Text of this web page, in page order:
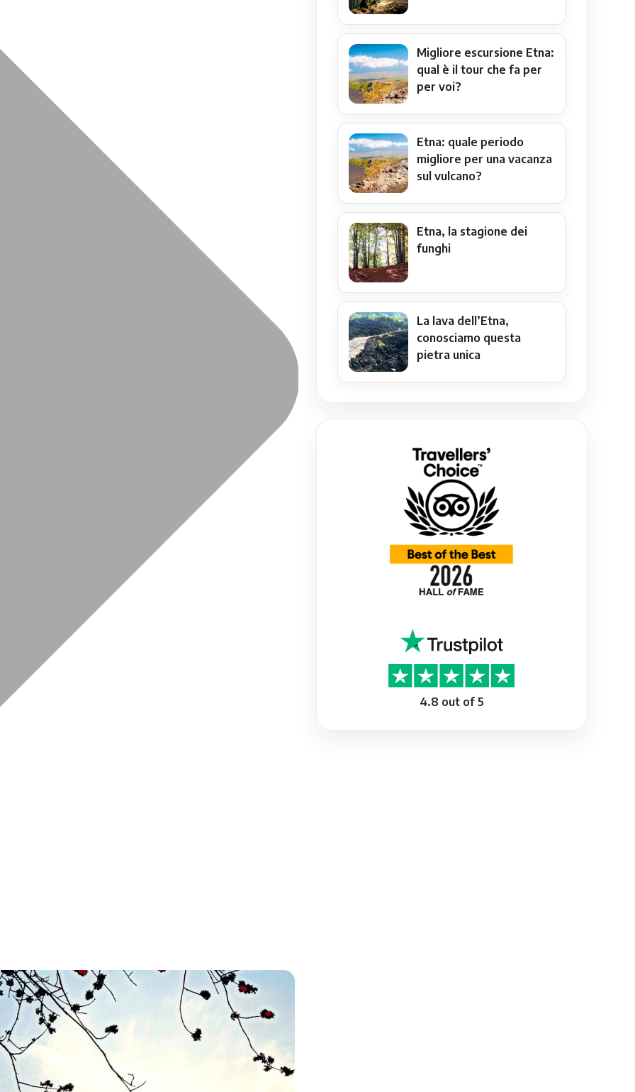
Migliore escursione Etna:
qual è il tour che fa per
per voi?
Etna: quale periodo
migliore per una vacanza
sul vulcano?
Etna, la stagione dei
funghi
La lava dell’Etna,
conosciamo questa
pietra unica
4.8 out of 5